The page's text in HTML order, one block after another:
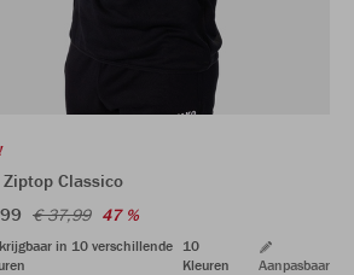
Ziptop Classico
€ 37,99 47 %
in 10 verschillende
10
Kleuren
Aanpasbaar